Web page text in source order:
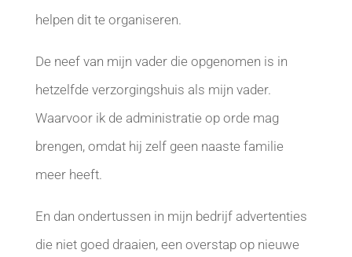
helpen dit te organiseren.
De neef van mijn vader die opgenomen is in
hetzelfde verzorgingshuis als mijn vader.
Waarvoor ik de administratie op orde mag
brengen, omdat hij zelf geen naaste familie
meer heeft.
En dan ondertussen in mijn bedrijf advertenties
die niet goed draaien, een overstap op nieuwe